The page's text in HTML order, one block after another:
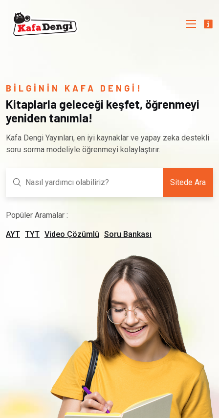
BİLGİNİN KAFA DENGİ!
Kitaplarla geleceği keşfet, öğrenmeyi
yeniden tanımla!
Kafa Dengi Yayınları, en iyi kaynaklar ve yapay zeka destekli
soru sorma modeliyle öğrenmeyi kolaylaştırır.
Sitede Ara
Popüler Aramalar :
AYT TYT Video Çözümlü Soru Bankası